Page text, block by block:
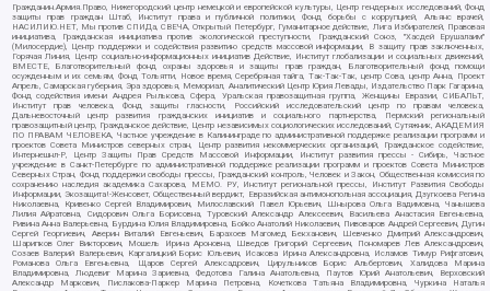
Гражданин.Армия.Право, Нижегородский центр немецкой и европейской культуры, Центр гендерных исследований, Фонд
защиты прав граждан Штаб, Институт права и публичной политики, Фонд борьбы с коррупцией, Альянс врачей,
НАСИЛИЮ.НЕТ, Мы против СПИДа, СВЕЧА, Открытый Петербург, Гуманитарное действие, Лига Избирателей, Правовая
инициатива, Гражданская инициатива против экологической преступности, Гражданский Союз, "Хасдей Ерушалаим"
(Милосердие), Центр поддержки и содействия развитию средств массовой информации, В защиту прав заключенных,
Горячая Линия, Центр социально-информационных инициатив Действие, Институт глобализации и социальных движений,
ВМЕСТЕ, Благотворительный фонд охраны здоровья и защиты прав граждан, Благотворительный фонд помощи
осужденным и их семьям, Фонд Тольятти, Новое время, Серебряная тайга, Так-Так-Так, центр Сова, центр Анна, Проект
Апрель, Самарская губерния, Эра здоровья, Мемориал, Аналитический Центр Юрия Левады, Издательство Парк Гагарина,
Фонд содействия имени Андрея Рылькова, Сфера, Уральская правозащитная группа, Женщины Евразии, СИБАЛЬТ,
Институт прав человека, Фонд защиты гласности, Российский исследовательский центр по правам человека,
Дальневосточный центр развития гражданских инициатив и социального партнерства, Пермский региональный
правозащитный центр, Гражданское действие, Центр независимых социологических исследований, Сутяжник, АКАДЕМИЯ
ПО ПРАВАМ ЧЕЛОВЕКА, Частное учреждение в Калининграде по административной поддержке реализации программ и
проектов Совета Министров северных стран, Центр развития некоммерческих организаций, Гражданское содействие,
Интернешнл-Р, Центр Защиты Прав Средств Массовой Информации, Институт развития прессы - Сибирь, Частное
учреждение в Санкт-Петербурге по административной поддержке реализации программ и проектов Совета Министров
Северных Стран, Фонд поддержки свободы прессы, Гражданский контроль, Человек и Закон, Общественная комиссия по
сохранению наследия академика Сахарова, МЕМО. РУ, Институт региональной прессы, Институт Развития Свободы
Информации, Экозащита!-Женсовет, Общественный вердикт, Евразийская антимонопольная ассоциация, Дзугкоева Регина
Николаевна, Кривенко Сергей Владимирович, Милославский Павел Юрьевич, Шнырова Ольга Вадимовна, Чанышева
Лилия Айратовна, Сидорович Ольга Борисовна, Туровский Александр Алексеевич, Васильева Анастасия Евгеньевна,
Ривина Анна Валерьевна, Бурдина Юлия Владимировна, Бойко Анатолий Николаевич, Пивоваров Андрей Сергеевич, Дугин
Сергей Георгиевич, Аверин Виталий Евгеньевич, Барахоев Магомед Бекханович, Шевченко Дмитрий Александрович,
Шарипков Олег Викторович, Мошель Ирина Ароновна, Шведов Григорий Сергеевич, Пономарев Лев Александрович,
Созаев Валерий Валерьевич, Каргалицкий Борис Юльевич, Исакова Ирина Александровна, Исламов Тимур Рифгатович,
Романова Ольга Евгеньевна, Щаров Сергей Алексадрович, Цирульников Борис Альбертович, Халидова Марина
Владимировна, Людевиг Марина Зариевна, Федотова Галина Анатольевна, Паутов Юрий Анатольевич, Верховский
Александр Маркович, Пислакова-Паркер Марина Петровна, Кочеткова Татьяна Владимировна, Чуркина Наталья